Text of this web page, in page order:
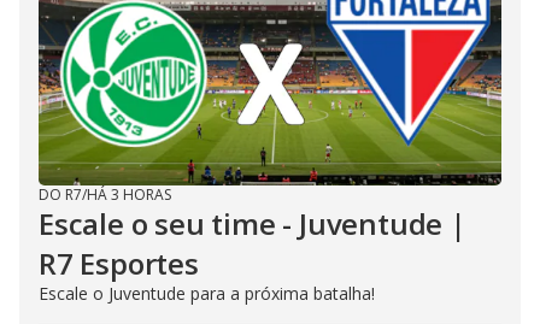
DO R7/HÁ 3 HORAS
Escale o seu time - Juventude |
R7 Esportes
Escale o Juventude para a próxima batalha!